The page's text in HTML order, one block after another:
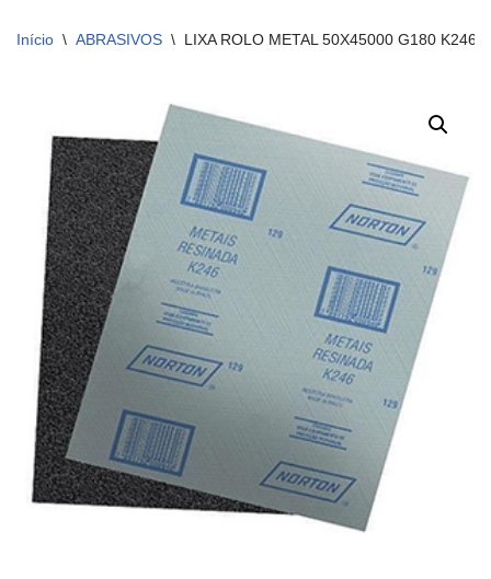
Início \ ABRASIVOS \ LIXA ROLO METAL 50X45000 G180 K246